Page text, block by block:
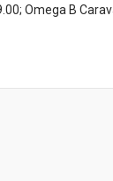
Omega B